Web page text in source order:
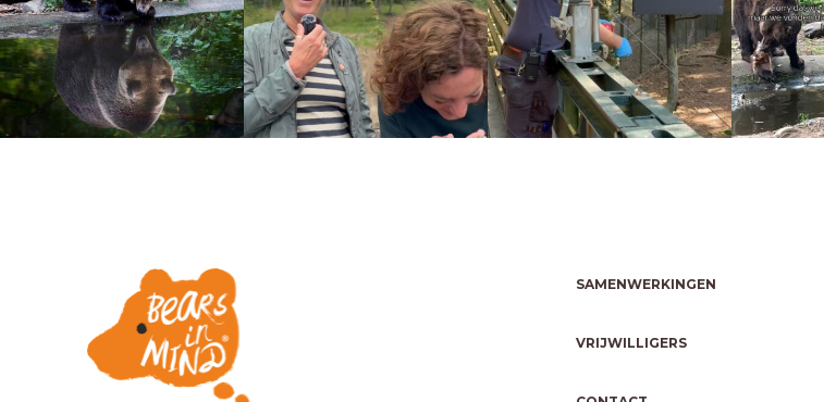
SAMENWERKINGEN
VRIJWILLIGERS